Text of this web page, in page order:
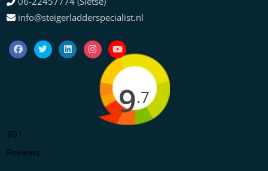
info@steigerladderspecialist.nl
9.7
301
Reviews